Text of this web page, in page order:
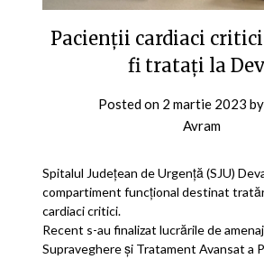
Pacienții cardiaci
fi tratați la
Posted on 2 martie 2023 by
Avram
Spitalul Județean de Urgență (SJU)
compartiment funcțional destinat
cardiaci critici.
Recent s-au finalizat lucrările de
Supraveghere și Tratament Avansat a